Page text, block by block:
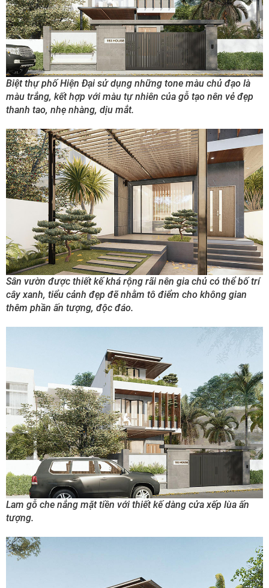
Biệt thự phố Hiện Đại sử dụng những tone màu chủ đạo là
màu trắng, kết hợp với màu tự nhiên của gỗ tạo nên vẻ đẹp
thanh tao, nhẹ nhàng, dịu mắt.
Sân vườn được thiết kế khá rộng rãi nên gia chủ có thể bố trí
cây xanh, tiểu cảnh đẹp đẽ nhằm tô điểm cho không gian
thêm phần ấn tượng, độc đáo.
Lam gỗ che nắng mặt tiền với thiết kế dàng cửa xếp lùa ấn
tượng.